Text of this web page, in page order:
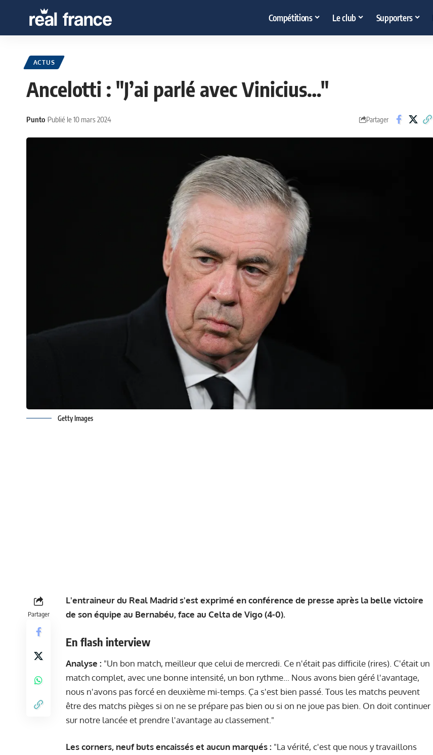
Compétitions Le club Supporters
ACTUS
Ancelotti : "J’ai parlé avec Vinicius…"
Punto Publié le 10 mars 2024 Partager
Getty Images
Partager
L'entraineur du Real Madrid s'est exprimé en conférence de presse après la belle victoire
de son équipe au Bernabéu, face au Celta de Vigo (4-0).
En flash interview
Analyse : "Un bon match, meilleur que celui de mercredi. Ce n'était pas difficile (rires). C'était un
match complet, avec une bonne intensité, un bon rythme... Nous avons bien géré l'avantage,
nous n'avons pas forcé en deuxième mi-temps. Ça s'est bien passé. Tous les matchs peuvent
être des matchs pièges si on ne se prépare pas bien ou si on ne joue pas bien. On doit continuer
sur notre lancée et prendre l'avantage au classement."
Les corners, neuf buts encaissés et aucun marqués : "La vérité, c'est que nous y travaillons